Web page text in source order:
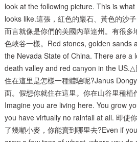
look at the following picture. This is
looks like.這張，紅色的巖石、黃色的沙
而言就像是你們的美國內華達州。有很多
色峽谷一樣。Red stones, golden sands
the Nevada State of China. There are a
death valley and red canyon in the
住在這里是怎樣一種體驗呢?Janus
面。假想你就住在這里。你在山谷里種植
Imagine you are living here. You grow
you have virtually no rainfall at all. 即使
了幾噸小麥，你能賣到哪里去?Even if